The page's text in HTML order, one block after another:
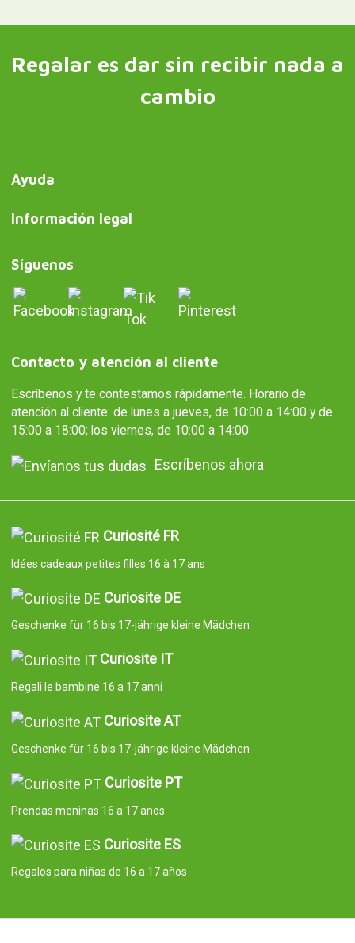
Regalar es dar sin recibir nada a
cambio
Ayuda
Información legal
Síguenos
Contacto y atención al cliente
Escríbenos y te contestamos rápidamente. Horario de
atención al cliente: de lunes a jueves, de 10:00 a 14:00 y de
15:00 a 18:00; los viernes, de 10:00 a 14:00.
Escríbenos ahora
Curiosité FR
Idées cadeaux petites filles 16 à 17 ans
Curiosite DE
Geschenke für 16 bis 17-jährige kleine Mädchen
Curiosite IT
Regali le bambine 16 a 17 anni
Curiosite AT
Geschenke für 16 bis 17-jährige kleine Mädchen
Curiosite PT
Prendas meninas 16 a 17 anos
Curiosite ES
Regalos para niñas de 16 a 17 años